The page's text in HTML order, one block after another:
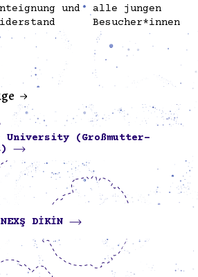
und
alle jungen
Besucher*innen
University (Großmutter-
DİKİN